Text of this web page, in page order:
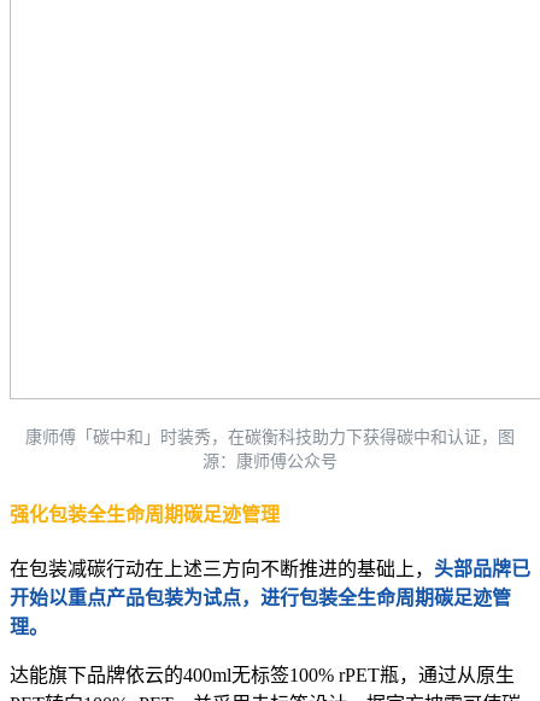
康师傅「碳中和」时装秀，在碳衡科技助力下获得碳中和认证，图
源：康师傅公众号
强化包装全生命周期碳足迹管理
在包装减碳行动在上述三方向不断推进的基础上， 头部品牌已
开始以重点产品包装为试点，进行包装全生命周期碳足迹管
理。
达能旗下品牌依云的400ml无标签100% rPET瓶，通过从原生